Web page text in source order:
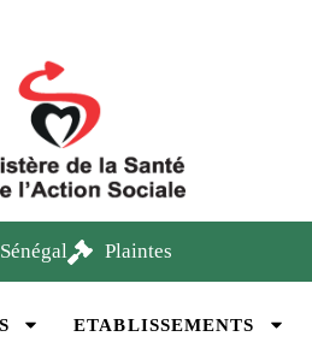
Plaintes
ETABLISSEMENTS